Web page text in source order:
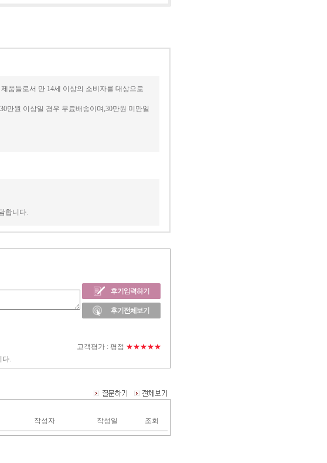
품들로서 만 14세 이상의 소비자를 대상으로
만원 이상일 경우 무료배송이며,30만원 미만일
합니다.
고객평가 : 평점 ★★★★★
다.
작성자 작성일 조회